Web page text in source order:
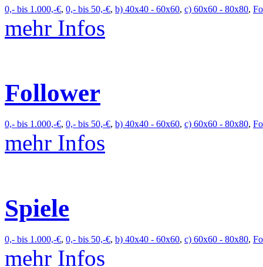
0,- bis 1.000,-€, 0,- bis 50,-€, b) 40x40 - 60x60, c) 60x60 - 80x80,
mehr Infos
Follower
0,- bis 1.000,-€, 0,- bis 50,-€, b) 40x40 - 60x60, c) 60x60 - 80x80,
mehr Infos
Spiele
0,- bis 1.000,-€, 0,- bis 50,-€, b) 40x40 - 60x60, c) 60x60 - 80x80,
mehr Infos